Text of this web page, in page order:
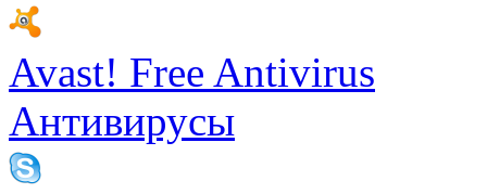
Avast! Free Antivirus
Антивирусы